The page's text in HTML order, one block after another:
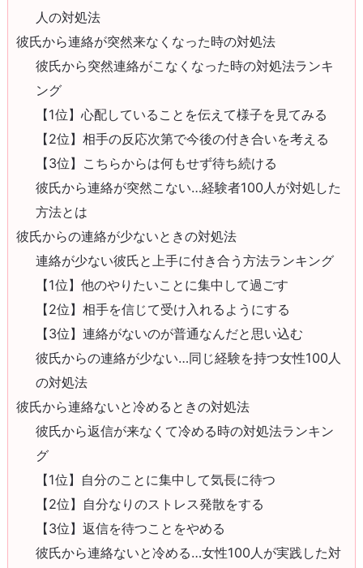
人の対処法
彼氏から連絡が突然来なくなった時の対処法
彼氏から突然連絡がこなくなった時の対処法ランキ
ング
【1位】心配していることを伝えて様子を見てみる
【2位】相手の反応次第で今後の付き合いを考える
【3位】こちらからは何もせず待ち続ける
彼氏から連絡が突然こない…経験者100人が対処した
方法とは
彼氏からの連絡が少ないときの対処法
連絡が少ない彼氏と上手に付き合う方法ランキング
【1位】他のやりたいことに集中して過ごす
【2位】相手を信じて受け入れるようにする
【3位】連絡がないのが普通なんだと思い込む
彼氏からの連絡が少ない…同じ経験を持つ女性100人
の対処法
彼氏から連絡ないと冷めるときの対処法
彼氏から返信が来なくて冷める時の対処法ランキン
グ
【1位】自分のことに集中して気長に待つ
【2位】自分なりのストレス発散をする
【3位】返信を待つことをやめる
彼氏から連絡ないと冷める…女性100人が実践した対